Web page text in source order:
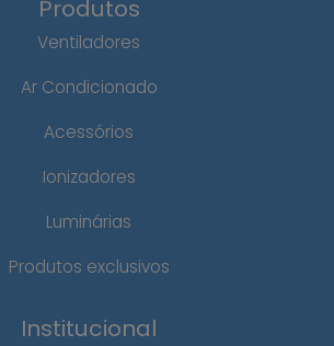
Produtos
Ventiladores
Ar Condicionado
Acessórios
Ionizadores
Luminárias
Produtos exclusivos
Institucional